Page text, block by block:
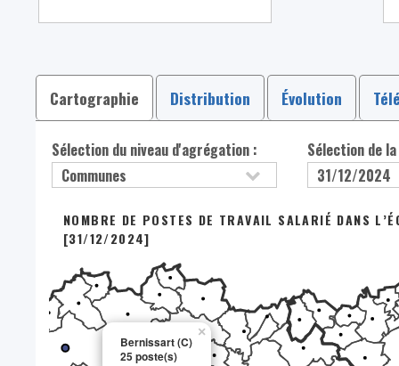
Cartographie Distribution Évolution
Sélection du niveau d'agrégation : Sélection de
Bernissart (C)
25 poste(s)
×
NOMBRE DE POSTES DE TRAVAIL SALARIÉ DANS
[31/12/2024]